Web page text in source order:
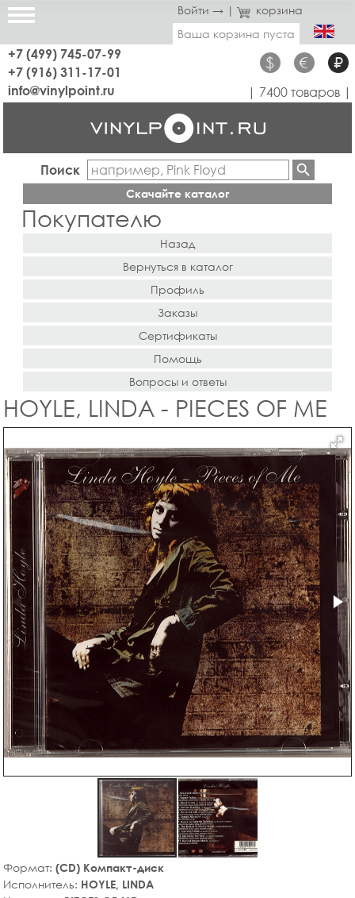
Войти → |
корзина
Ваша корзина пуста
+7 (499) 745-07-99
+7 (916) 311-17-01
$ € ₽
info@vinylpoint.ru | 7400 товаров |
Поиск
Скачайте каталог
Покупателю
Назад
Вернуться в каталог
Профиль
Заказы
Сертификаты
Помощь
Вопросы и ответы
HOYLE, LINDA - PIECES OF ME
Формат: (CD) Компакт-диск
Исполнитель: HOYLE, LINDA